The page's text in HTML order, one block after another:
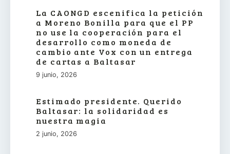
La CAONGD escenifica la petición
a Moreno Bonilla para que el PP
no use la cooperación para el
desarrollo como moneda de
cambio ante Vox con un entrega
de cartas a Baltasar
9 junio, 2026
Estimado presidente. Querido
Baltasar: la solidaridad es
nuestra magia
2 junio, 2026